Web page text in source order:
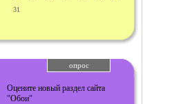
31
опрос
Оцените новый раздел сайта
"Обои"